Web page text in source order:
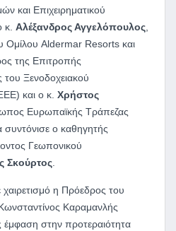
και Επιχειρηματικού
κ. Αλέξανδρος Αγγελόπουλος,
Ομίλου Aldermar Resorts και
της Επιτροπής
του Ξενοδοχειακού
και ο κ. Χρήστος
Ευρωπαϊκής Τράπεζας
ο καθηγητής
Γεωπονικού
Σκούρτος.
η Πρόεδρος του
Καραμανλής
έμφαση στην προτεραιότητα